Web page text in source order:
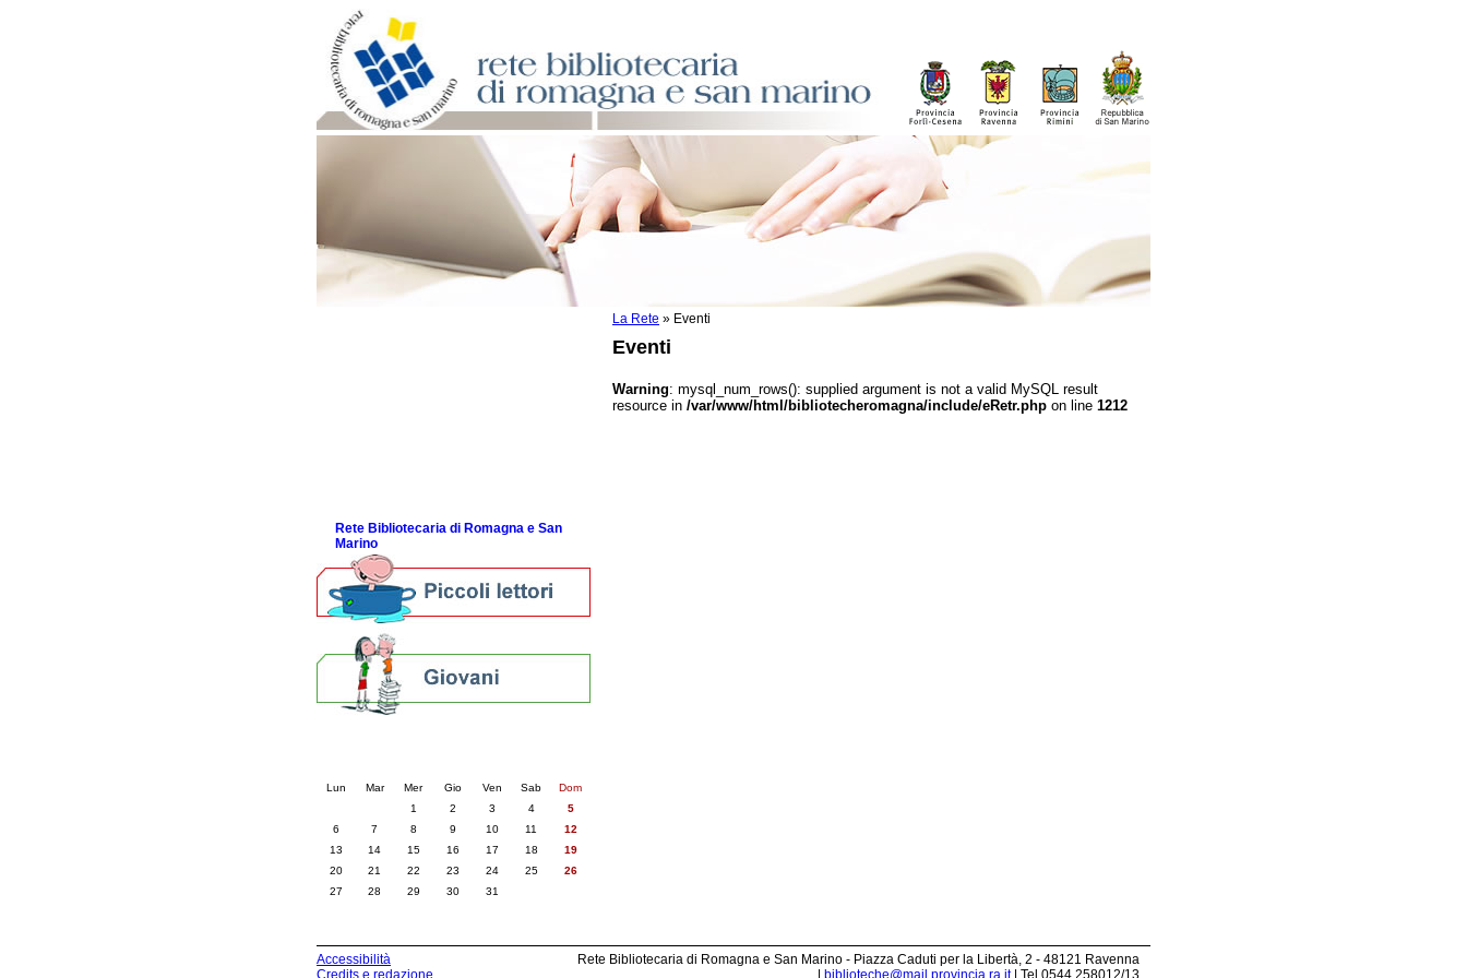
La Rete » Eventi
Eventi
Warning: mysql_num_rows(): supplied argument is not a valid MySQL result
resource in /var/www/html/bibliotecheromagna/include/eRetr.php on line 1212
Rete Bibliotecaria di Romagna e San
Marino
Lun Mar Mer Gio Ven Sab
Dom
1
2 3 4
5
6
7 8 9 10 11
12
13
14 15 16 17 18
19
20
21 22 23 24 25
26
27
28 29 30 31
Accessibilità
Credits e redazione
Rete Bibliotecaria di Romagna e San Marino - Piazza Caduti per la Libertà, 2 - 48121 Ravenna
biblioteche@mail.provincia.ra.it| Tel 0544.258012/13